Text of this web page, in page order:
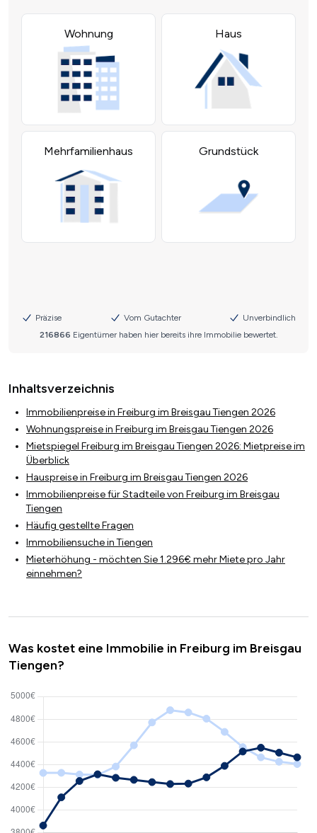
Inhaltsverzeichnis
Immobilienpreise in Freiburg im Breisgau Tiengen 2026
Wohnungspreise in Freiburg im Breisgau Tiengen 2026
Mietspiegel Freiburg im Breisgau Tiengen 2026: Mietpreise im
Überblick
Hauspreise in Freiburg im Breisgau Tiengen 2026
Immobilienpreise für Stadteile von Freiburg im Breisgau
Tiengen
Häufig gestellte Fragen
Immobiliensuche in Tiengen
Mieterhöhung - möchten Sie 1.296€ mehr Miete pro Jahr
einnehmen?
Was kostet eine Immobilie in Freiburg im Breisgau
Tiengen?